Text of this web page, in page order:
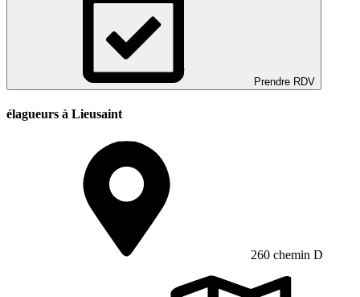
Prendre RDV
élagueurs à Lieusaint
260 chemin D